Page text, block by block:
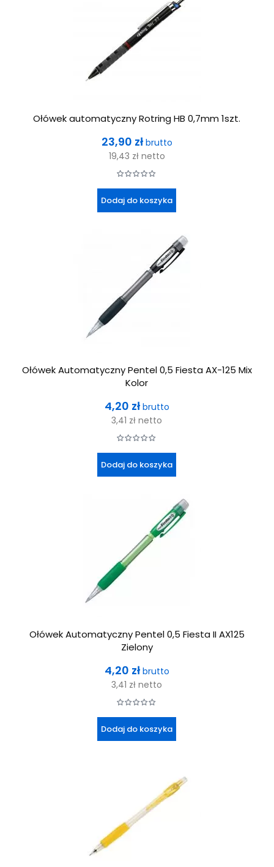
Ołówek automatyczny Rotring HB 0,7mm 1szt.
Cena
23,90 zł brutto
19,43 zł netto
Dodaj do koszyka
Ołówek Automatyczny Pentel 0,5 Fiesta AX-125 Mix
Kolor
Cena
4,20 zł brutto
3,41 zł netto
Dodaj do koszyka
Ołówek Automatyczny Pentel 0,5 Fiesta II AX125
Zielony
Cena
4,20 zł brutto
3,41 zł netto
Dodaj do koszyka